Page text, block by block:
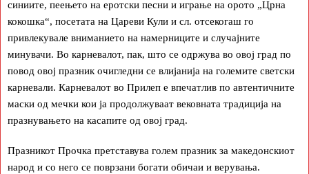
синиите, пеењето на еротски песни и играње на орото „Црна
кокошка“, посетата на Цареви Кули и сл. отсекогаш го
привлекувале вниманието на намерниците и случајните
минувачи. Во карневалот, пак, што се одржува во овој град по
повод овој празник очигледни се влијанија на големите светски
карневали. Карневалот во Прилеп е впечатлив по автентичните
маски од мечки кои ја продолжуваат вековната традиција на
празнувањето на касапите од овој град.
Празникот Прочка претставува голем празник за македонскиот
народ и со него се поврзани богати обичаи и верувања.